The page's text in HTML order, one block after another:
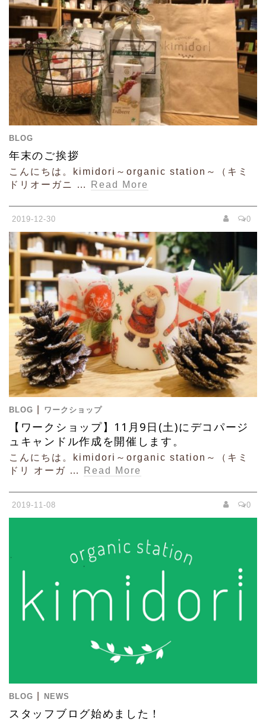
BLOG
年末のご挨拶
こんにちは。kimidori～organic station～（キミ
ドリオーガニ …
Read More
2019-12-30 0
BLOG ワークショップ
【ワークショップ】11月9日(土)にデコパージ
ュキャンドル作成を開催します。
こんにちは。kimidori～organic station～（キミ
ドリ オーガ …
Read More
2019-11-08 0
BLOG NEWS
スタッフブログ始めました！